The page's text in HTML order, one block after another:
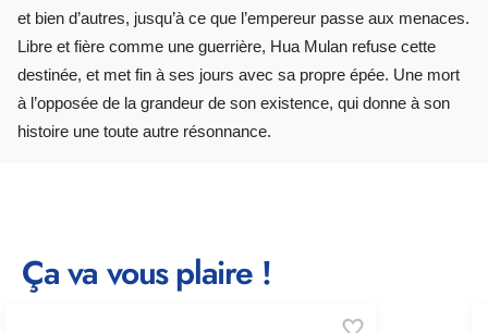
et bien d’autres, jusqu’à ce que l’empereur passe aux menaces.
Libre et fière comme une guerrière, Hua Mulan refuse cette
destinée, et met fin à ses jours avec sa propre épée. Une mort
à l’opposée de la grandeur de son existence, qui donne à son
histoire une toute autre résonnance.
Ça va vous plaire !